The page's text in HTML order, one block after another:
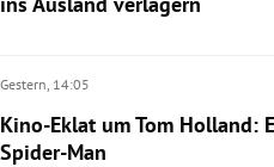
Gestern, 14:05
Kino-Eklat um Tom Holland:
Spider-Man